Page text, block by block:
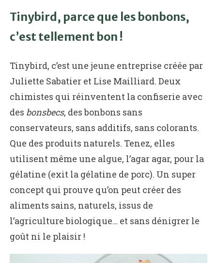
Tinybird, parce que les bonbons,
c’est tellement bon !
Tinybird, c’est une jeune entreprise créée par
Juliette Sabatier et Lise Mailliard. Deux
chimistes qui réinventent la confiserie avec
des bonsbecs, des bonbons sans
conservateurs, sans additifs, sans colorants.
Que des produits naturels. Tenez, elles
utilisent même une algue, l’agar agar, pour la
gélatine (exit la gélatine de porc). Un super
concept qui prouve qu’on peut créer des
aliments sains, naturels, issus de
l’agriculture biologique… et sans dénigrer le
goût ni le plaisir !